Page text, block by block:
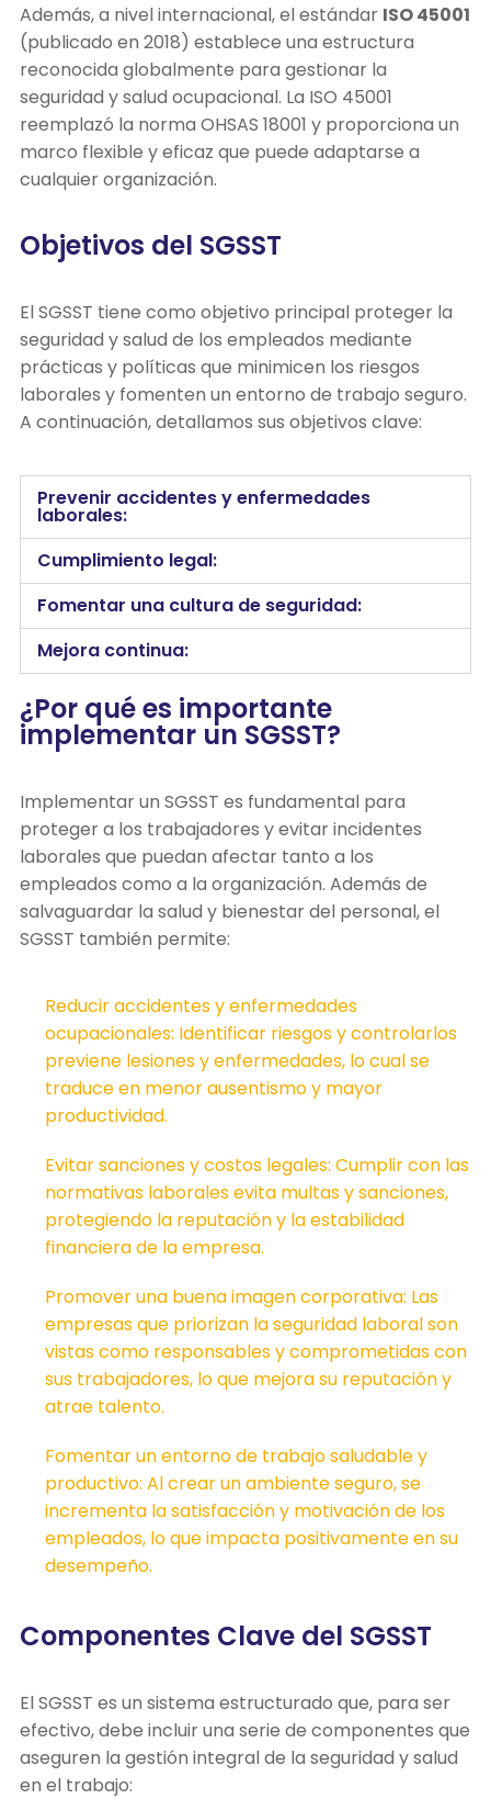
Además, a nivel internacional, el estándar ISO 45001
(publicado en 2018) establece una estructura
reconocida globalmente para gestionar la
seguridad y salud ocupacional. La ISO 45001
reemplazó la norma OHSAS 18001 y proporciona un
marco flexible y eficaz que puede adaptarse a
cualquier organización.
Objetivos del SGSST
El SGSST tiene como objetivo principal proteger la
seguridad y salud de los empleados mediante
prácticas y políticas que minimicen los riesgos
laborales y fomenten un entorno de trabajo seguro.
A continuación, detallamos sus objetivos clave:
Prevenir accidentes y enfermedades
laborales:
Cumplimiento legal:
Fomentar una cultura de seguridad:
Mejora continua:
¿Por qué es importante
implementar un SGSST?
Implementar un SGSST es fundamental para
proteger a los trabajadores y evitar incidentes
laborales que puedan afectar tanto a los
empleados como a la organización. Además de
salvaguardar la salud y bienestar del personal, el
SGSST también permite:
Reducir accidentes y enfermedades
ocupacionales: Identificar riesgos y controlarlos
previene lesiones y enfermedades, lo cual se
traduce en menor ausentismo y mayor
productividad.
Evitar sanciones y costos legales: Cumplir con las
normativas laborales evita multas y sanciones,
protegiendo la reputación y la estabilidad
financiera de la empresa.
Promover una buena imagen corporativa: Las
empresas que priorizan la seguridad laboral son
vistas como responsables y comprometidas con
sus trabajadores, lo que mejora su reputación y
atrae talento.
Fomentar un entorno de trabajo saludable y
productivo: Al crear un ambiente seguro, se
incrementa la satisfacción y motivación de los
empleados, lo que impacta positivamente en su
desempeño.
Componentes Clave del SGSST
El SGSST es un sistema estructurado que, para ser
efectivo, debe incluir una serie de componentes que
aseguren la gestión integral de la seguridad y salud
en el trabajo: